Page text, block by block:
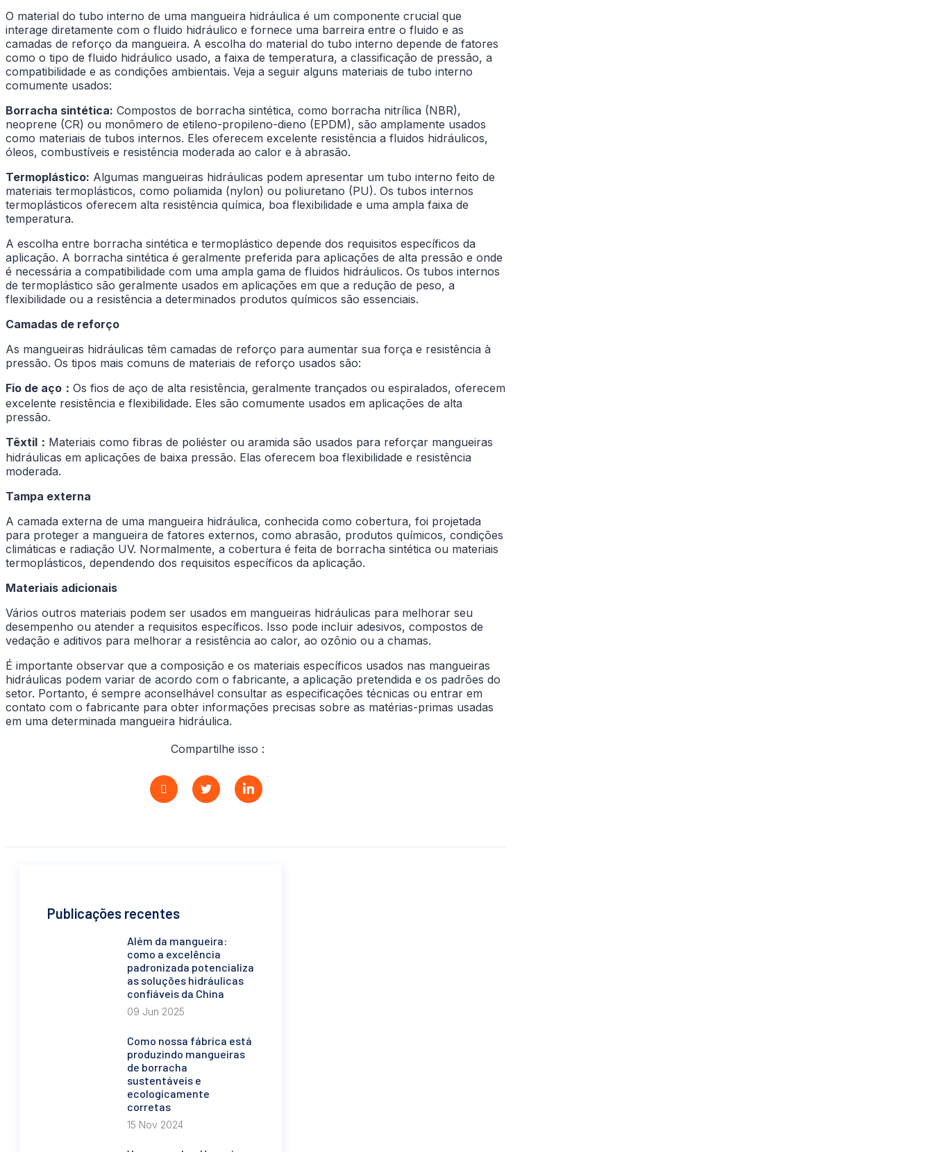
O material do tubo interno de uma mangueira hidráulica é um componente crucial que
interage diretamente com o fluido hidráulico e fornece uma barreira entre o fluido e as
camadas de reforço da mangueira. A escolha do material do tubo interno depende de fatores
como o tipo de fluido hidráulico usado, a faixa de temperatura, a classificação de pressão, a
compatibilidade e as condições ambientais. Veja a seguir alguns materiais de tubo interno
comumente usados:
Borracha sintética: Compostos de borracha sintética, como borracha nitrílica (NBR),
neoprene (CR) ou monômero de etileno-propileno-dieno (EPDM), são amplamente usados
como materiais de tubos internos. Eles oferecem excelente resistência a fluidos hidráulicos,
óleos, combustíveis e resistência moderada ao calor e à abrasão.
Termoplástico: Algumas mangueiras hidráulicas podem apresentar um tubo interno feito de
materiais termoplásticos, como poliamida (nylon) ou poliuretano (PU). Os tubos internos
termoplásticos oferecem alta resistência química, boa flexibilidade e uma ampla faixa de
temperatura.
A escolha entre borracha sintética e termoplástico depende dos requisitos específicos da
aplicação. A borracha sintética é geralmente preferida para aplicações de alta pressão e onde
é necessária a compatibilidade com uma ampla gama de fluidos hidráulicos. Os tubos internos
de termoplástico são geralmente usados em aplicações em que a redução de peso, a
flexibilidade ou a resistência a determinados produtos químicos são essenciais.
Camadas de reforço
As mangueiras hidráulicas têm camadas de reforço para aumentar sua força e resistência à
pressão. Os tipos mais comuns de materiais de reforço usados são:
Fio de aço ： Os fios de aço de alta resistência, geralmente trançados ou espiralados, oferecem
excelente resistência e flexibilidade. Eles são comumente usados em aplicações de alta
pressão.
Têxtil ： Materiais como fibras de poliéster ou aramida são usados para reforçar mangueiras
hidráulicas em aplicações de baixa pressão. Elas oferecem boa flexibilidade e resistência
moderada.
Tampa externa
A camada externa de uma mangueira hidráulica, conhecida como cobertura, foi projetada
para proteger a mangueira de fatores externos, como abrasão, produtos químicos, condições
climáticas e radiação UV. Normalmente, a cobertura é feita de borracha sintética ou materiais
termoplásticos, dependendo dos requisitos específicos da aplicação.
Materiais adicionais
Vários outros materiais podem ser usados em mangueiras hidráulicas para melhorar seu
desempenho ou atender a requisitos específicos. Isso pode incluir adesivos, compostos de
vedação e aditivos para melhorar a resistência ao calor, ao ozônio ou a chamas.
É importante observar que a composição e os materiais específicos usados nas mangueiras
hidráulicas podem variar de acordo com o fabricante, a aplicação pretendida e os padrões do
setor. Portanto, é sempre aconselhável consultar as especificações técnicas ou entrar em
contato com o fabricante para obter informações precisas sobre as matérias-primas usadas
em uma determinada mangueira hidráulica.
Compartilhe isso :
Publicações recentes
Além da mangueira:
como a excelência
padronizada potencializa
as soluções hidráulicas
confiáveis da China
09 Jun 2025
Como nossa fábrica está
produzindo mangueiras
de borracha
sustentáveis e
ecologicamente
corretas
15 Nov 2024